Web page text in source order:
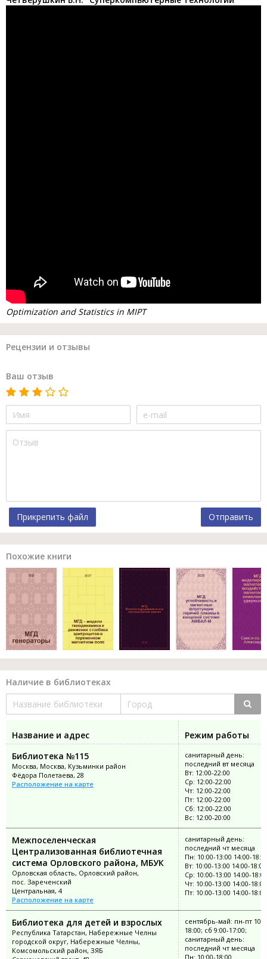
Optimization and Statistics in MIPT
Рецензии и отзывы
Ваш отзыв
Прикрепить файл Отправить
Похожие книги
Наличие в библиотеках
Название и адрес
Режим работы
Библиотека №115
Москва, Москва, Кузьминки район
Фёдора Полетаева, 28
Расположение на карте
санитарный день:
последний вт месяца
Вт: 12:00-22:00
Ср: 12:00-22:00
Чт: 12:00-22:00
Пт: 12:00-22:00
Сб: 12:00-22:00
Вс: 12:00-20:00
Межпоселенческая
Централизованная библиотечная
система Орловского района, МБУК
Орловская область, Орловский район,
пос. Зареченский
Центральная, 4
Расположение на карте
санитарный день:
последний чт месяца
Пн: 10:00-13:00 14:00-
Вт: 10:00-13:00 14:00-18:00
Ср: 10:00-13:00 14:00-18:00
Чт: 10:00-13:00 14:00-18:00
Пт: 10:00-13:00 14:00-18:00
Библиотека для детей и взрослых
Республика Татарстан, Набережные Челны
городской округ, Набережные Челны,
Комсомольский район, ЗЯБ
сентябрь-май: пн-пт
18:00; сб 9:00-17:00;
санитарный день:
последний чт месяца
Пн: 10:00-18:00